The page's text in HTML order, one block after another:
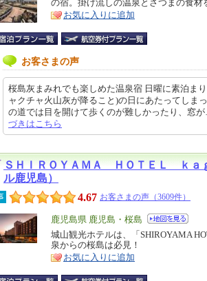
ア
徴
の宿。掛け流しの温泉とさつまの食材
お気に入りに追加
お客さまの声
桜島灰まみれでも楽しめた温泉宿 日曜に素泊ま
ャクチャ火山灰が降ること)の日にあたってしま
の道では目を開けて歩くのが難しかったり、窓
づきはこちら
ＳＨＩＲＯＹＡＭＡ ＨＯＴＥＬ ｋａ
ル鹿児島）
4.67 お客さまの声（3609件）
エ
リ
ア
鹿児島県 鹿児島・桜島
特
徴
城山観光ホテルは、「SHIROYAMA
泉からの桜島は必見！
お気に入りに追加